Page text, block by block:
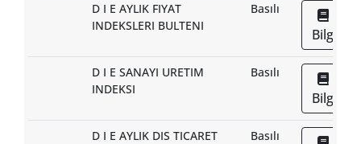
D I E AYLIK FIYAT
INDEKSLERI BULTENI
Basılı
Bilgi
D I E SANAYI URETIM
INDEKSI
Basılı
Bilgi
D I E AYLIK DIS TICARET
Basılı